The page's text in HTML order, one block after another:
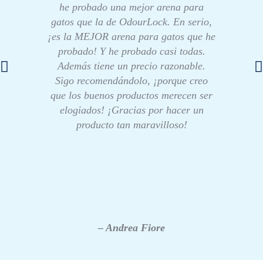
he probado una mejor arena para
gatos que la de OdourLock. En serio,
¡es la MEJOR arena para gatos que he
probado! Y he probado casi todas.
Además tiene un precio razonable.
Sigo recomendándolo, ¡porque creo
que los buenos productos merecen ser
elogiados! ¡Gracias por hacer un
producto tan maravilloso!
– Andrea Fiore